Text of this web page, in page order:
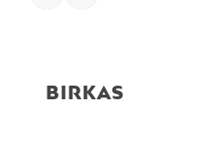
BIRKAS